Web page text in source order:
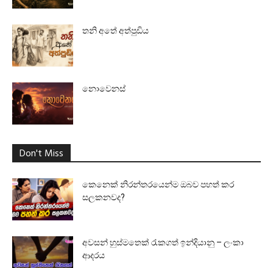
තනි අතේ අත්පුඩිය
නොවෙනස්
Don't Miss
කෙනෙක් නිරන්තරයෙන්ම ඔබව පහත් කර
සලකනවද?
අවසන් හුස්මතෙක් රැකගත් ඉන්දියානු – ලංකා
ආදරය